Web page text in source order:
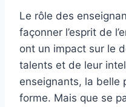
Le rôle des
façonner l’esprit de
ont un impact sur le
talents et de leur
enseignants, la belle
forme. Mais que se